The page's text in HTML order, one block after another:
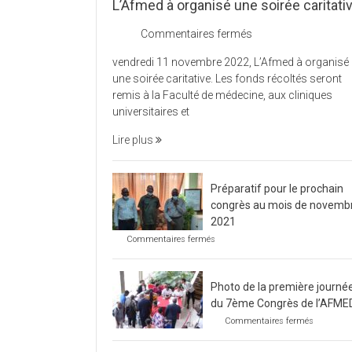
L’Afmed à organisé une soirée
Commentaires fermés
à
organisé
une
vendredi 11 novembre 2022, L’Afmed à organisé
une soirée caritative. Les fonds récoltés seront
remis à la Faculté de médecine, aux cliniques
universitaires et
Lire plus
Préparatif pour le prochain
congrès au mois de
2021
Commentaires fermés
prochain
congrès
mois
de
Photo de la première
du 7ème Congrès de
Commentaires fermés